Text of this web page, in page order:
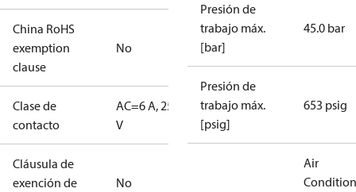
China RoHS
exemption
clause
No
Clase de
contacto
AC=6 A, 250
V
Cláusula de
exención de
No
Presión de
trabajo máx.
[bar]
45.0 bar
Presión de
trabajo máx.
[psig]
653 psig
Air